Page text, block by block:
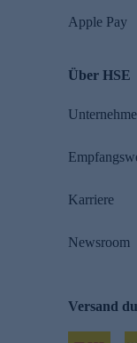
Apple Pay
Über HSE
Karriere
Newsroom
Versand